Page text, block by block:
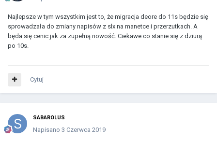
Najlepsze w tym wszystkim jest to, że migracja deore do 11s będzie się
sprowadzała do zmiany napisów z slx na manetce i przerzutkach. A
będa się cenic jak za zupełną nowość. Ciekawe co stanie się z dziurą
po 10s.
Cytuj
SABAROLUS
Napisano 3 Czerwca 2019